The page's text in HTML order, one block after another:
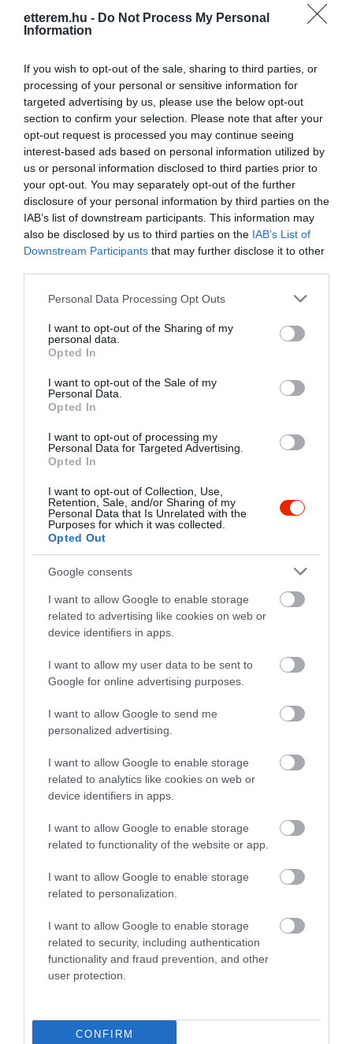
etterem.hu - Do Not Process My Personal
Information
If you wish to opt-out of the sale, sharing to third parties, or
processing of your personal or sensitive information for
targeted advertising by us, please use the below opt-out
section to confirm your selection. Please note that after your
opt-out request is processed you may continue seeing
interest-based ads based on personal information utilized by
us or personal information disclosed to third parties prior to
your opt-out. You may separately opt-out of the further
disclosure of your personal information by third parties on the
IAB’s list of downstream participants. This information may
also be disclosed by us to third parties on the IAB’s List of
Downstream Participants that may further disclose it to other
Please note that this website/app uses one or more Google
not limited to your visit or usage behaviour. You may click to
grant or deny consent to Google and its third-party tags to
use your data for below specified purposes in below Google
consent section.
Personal Data Processing Opt Outs
I want to opt-out of the Sharing of my
personal data.
Opted In
I want to opt-out of the Sale of my
Personal Data.
Opted In
I want to opt-out of processing my
Personal Data for Targeted Advertising.
Opted In
I want to opt-out of Collection, Use,
Retention, Sale, and/or Sharing of my
Personal Data that Is Unrelated with the
Purposes for which it was collected.
Opted Out
Google consents
I want to allow Google to enable storage
related to advertising like cookies on web or
device identifiers in apps.
I want to allow my user data to be sent to
Google for online advertising purposes.
I want to allow Google to send me
personalized advertising.
I want to allow Google to enable storage
related to analytics like cookies on web or
device identifiers in apps.
I want to allow Google to enable storage
related to functionality of the website or app.
I want to allow Google to enable storage
related to personalization.
I want to allow Google to enable storage
related to security, including authentication
functionality and fraud prevention, and other
user protection.
CONFIRM
Információk
Nyitvatartás: Ma: 07:00 - 22:00 Nyitva Mutass többet
Zene típus:
Pop, Elektronikus, Dance
Felszereltség:
Terasz, Parkoló
Rólunk:
Sziasztok. Klubunk Győr és Pápa
könnyen megközelíthető Győrszemere-
nyitásunk óta megfordult már nálunk
Bárány Attila, Bruckmann Balázs,
Balázs, Fluor Tomi, Marcee, Mc Hawer
& Tekknö, Vastag Csabi és még sokan
szervezünk habparty-kat méghozzá
nem is akármilyet ugyanis EUROPA
megismerkedhettek, nevezetesen
Newik-el akit már Győrből jól
ismerhettek.
Mutass többet
Kapcsolat
9123 Kajárpéc, Hegyalja út 2.
roxburydisco@freemail.hu
Probléma jelentése Te vagy a tulajdonos?